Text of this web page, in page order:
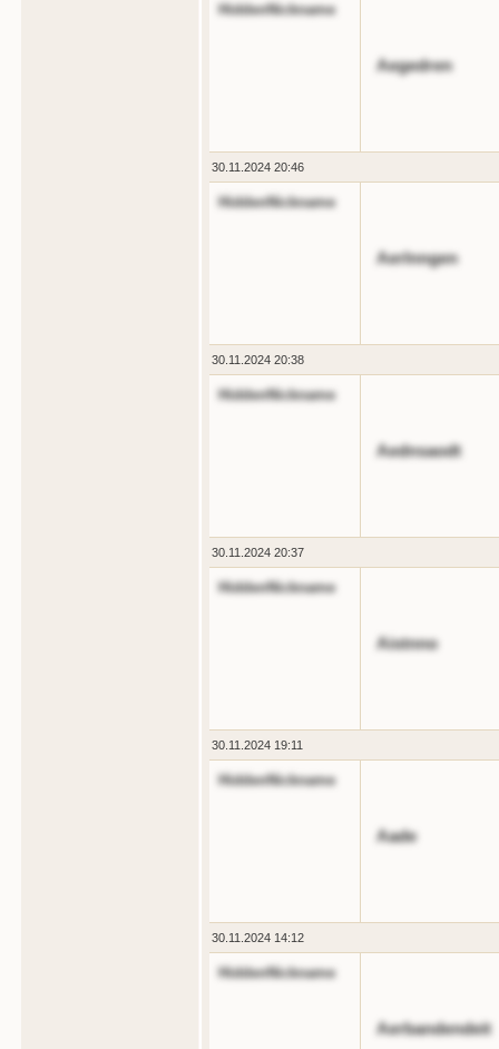
HiddenNickname
Aegedren
30.11.2024 20:46
HiddenNickname
Aerlnngen
30.11.2024 20:38
HiddenNickname
Aednsaodt
30.11.2024 20:37
HiddenNickname
Aistnno
30.11.2024 19:11
HiddenNickname
Aade
30.11.2024 14:12
HiddenNickname
Aerbandendeit